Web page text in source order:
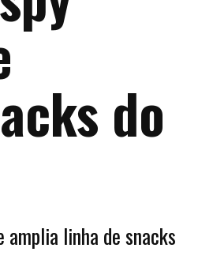
do
amplia linha de snacks